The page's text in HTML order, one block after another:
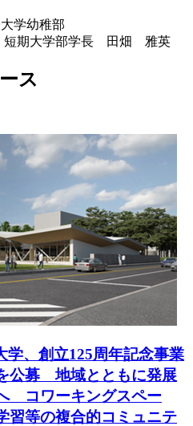
学幼稚部
短期大学部学長 田畑 雅英
ス
学、創立125周年記念事業
公募 地域とともに発展
コワーキングスペー
習等の複合的コミュニテ